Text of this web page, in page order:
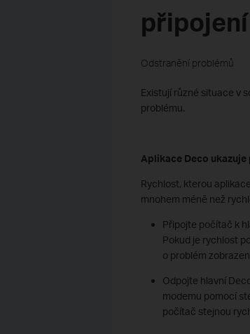
Odstranění problémů
Existují různé situace v
problému.
Aplikace Deco
Rychlost, kterou
mnohem méně než
Připojte počítač k
Pokud je rychlost
o problém
Odpojte hlavní
modemu pomocí
počítač stejnou